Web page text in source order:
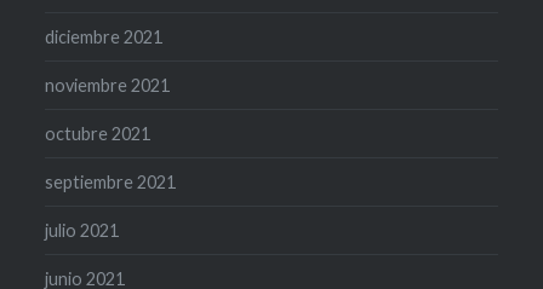
diciembre 2021
noviembre 2021
octubre 2021
septiembre 2021
julio 2021
junio 2021